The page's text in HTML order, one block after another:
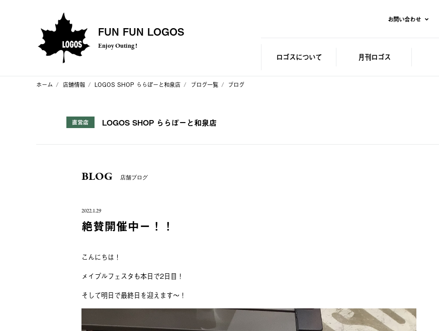
FUN FUN LOGOS
Enjoy Outing !
お問い合わせ
ロゴスについて 月刊ロゴス
ホーム 店舗情報 LOGOS SHOP ららぽーと和泉店 ブログ一覧 ブログ
直営店 LOGOS SHOP ららぽーと和泉店
BLOG 店舗ブログ
2022.1.29
絶賛開催中ー！！
こんにちは！
メイプルフェスタも本日で2日目！
そして明日で最終日を迎えます～！